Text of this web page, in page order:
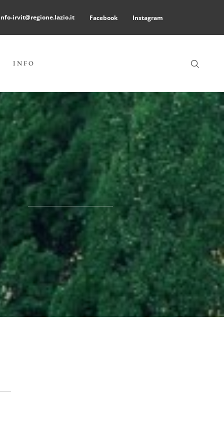
irvit@regione.lazio.it Facebook Instagram
INFO